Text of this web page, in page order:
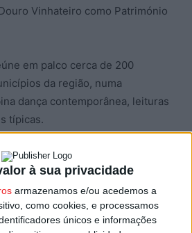
à sua privacidade
armazenamos e/ou acedemos a
como cookies, e processamos
únicos e informações
Vinhateiro como Património
em palco cerca de 200
da região, numa
dança contemporânea, leituras
típicas.
as comunidades escolares, o
transforma os alunos de
em embaixadores dos
concelhos. Os jovens
texturas e sonoridades